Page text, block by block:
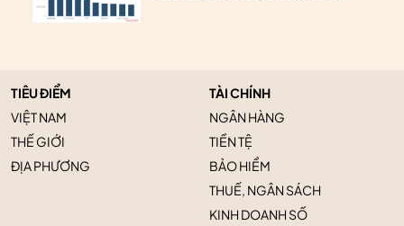
TIÊU ĐIỂM
VIỆT NAM
THẾ GIỚI
ĐỊA PHƯƠNG
TÀI CHÍNH
NGÂN HÀNG
TIỀN TỆ
BẢO HIỂM
THUẾ, NGÂN SÁCH
KINH DOANH SỐ